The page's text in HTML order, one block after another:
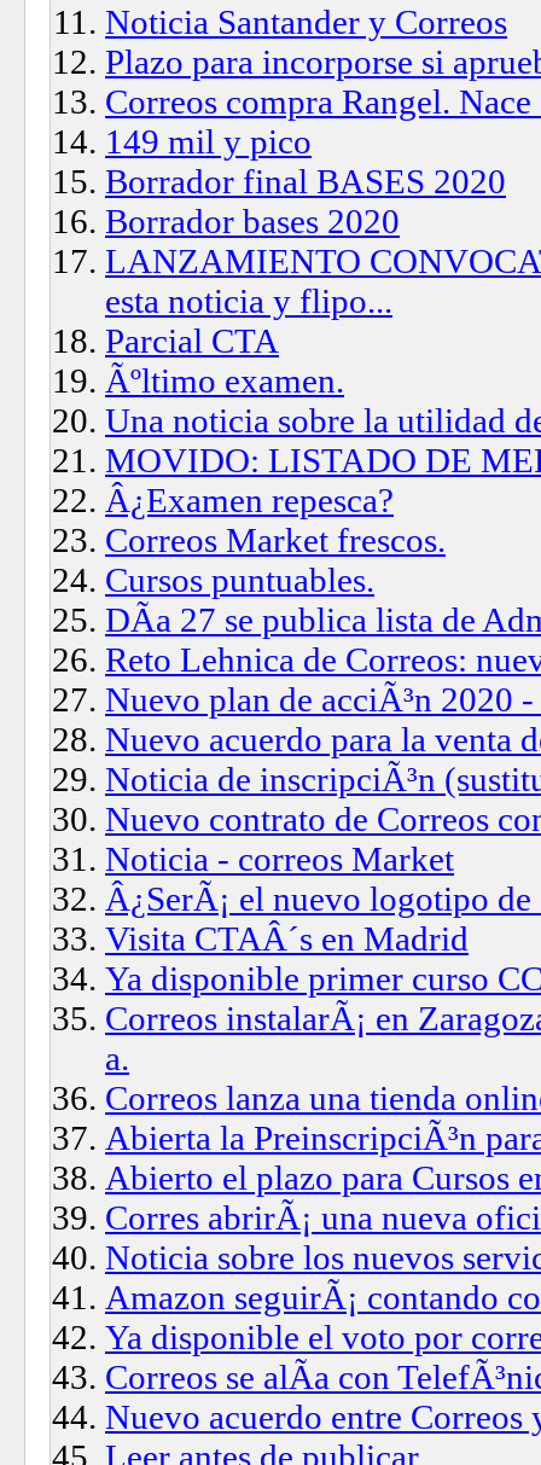
Noticia Santander y Correos
Plazo para incorporse si
Correos compra Rangel.
149 mil y pico
Borrador final BASES 2020
Borrador bases 2020
LANZAMIENTO
esta noticia y flipo...
Parcial CTA
Ãºltimo examen.
Una noticia sobre la utilidad
MOVIDO: LISTADO DE
Â¿Examen repesca?
Correos Market frescos.
Cursos puntuables.
DÃ­a 27 se publica lista de
Reto Lehnica de Correos:
Nuevo plan de acciÃ³n 2020
Nuevo acuerdo para la venta
Noticia de inscripciÃ³n
Nuevo contrato de Correos
Noticia - correos Market
Â¿SerÃ¡ el nuevo logotipo
Visita CTAÂ´s en Madrid
Ya disponible primer curso
Correos instalarÃ¡ en
a.
Correos lanza una tienda
Abierta la PreinscripciÃ³n
Abierto el plazo para Cursos
Corres abrirÃ¡ una nueva
Noticia sobre los nuevos
Amazon seguirÃ¡ contando
Ya disponible el voto por
Correos se alÃ­a con
Nuevo acuerdo entre Correos
Leer antes de publicar